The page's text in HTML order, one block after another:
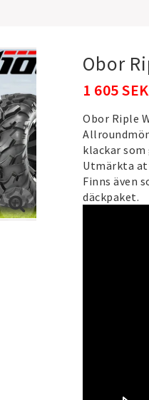
Obor
1 605 SEK
Obor Riple
klackar
Utmärkta
Finns även
däckpaket.